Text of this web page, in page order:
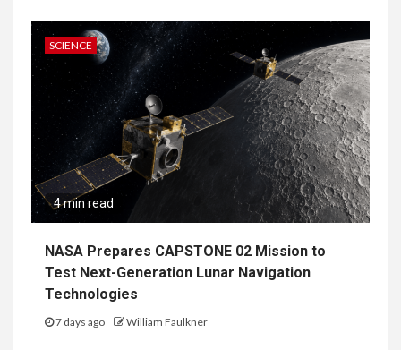
SCIENCE
4 min read
NASA Prepares CAPSTONE 02 Mission to
Test Next-Generation Lunar Navigation
Technologies
7 days ago William Faulkner